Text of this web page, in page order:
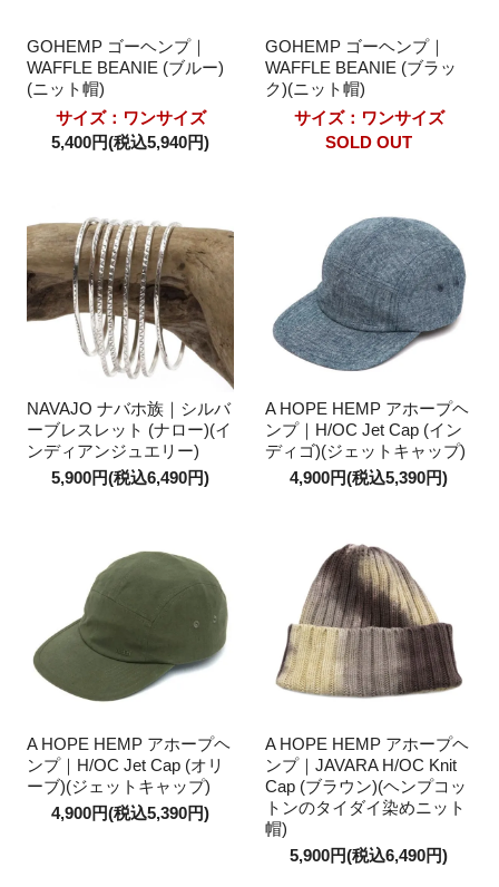
GOHEMP ゴーヘンプ｜
WAFFLE BEANIE (ブルー)
(ニット帽)
サイズ：ワンサイズ
5,400円(税込5,940円)
GOHEMP ゴーヘンプ｜
WAFFLE BEANIE (ブラッ
ク)(ニット帽)
サイズ：ワンサイズ
SOLD OUT
NAVAJO ナバホ族｜シルバ
ーブレスレット (ナロー)(イ
ンディアンジュエリー)
5,900円(税込6,490円)
A HOPE HEMP アホープヘ
ンプ｜H/OC Jet Cap (イン
ディゴ)(ジェットキャップ)
4,900円(税込5,390円)
A HOPE HEMP アホープヘ
ンプ｜H/OC Jet Cap (オリ
ーブ)(ジェットキャップ)
4,900円(税込5,390円)
A HOPE HEMP アホープヘ
ンプ｜JAVARA H/OC Knit
Cap (ブラウン)(ヘンプコッ
トンのタイダイ染めニット
帽)
5,900円(税込6,490円)